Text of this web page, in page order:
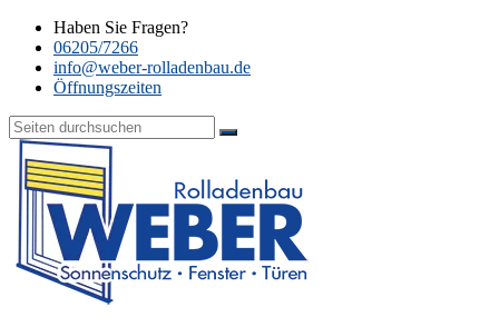
Haben Sie Fragen?
06205/7266
info@weber-rolladenbau.de
Öffnungszeiten